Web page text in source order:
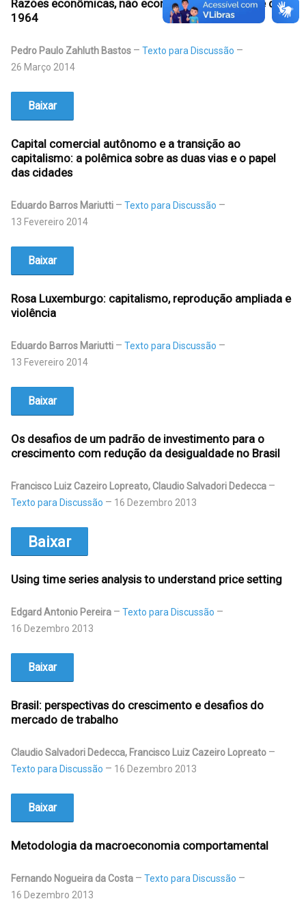
Razões econômicas, não economicistas, do golpe de
1964
Pedro Paulo Zahluth Bastos
Texto para Discussão
26 Março 2014
Baixar
Capital comercial autônomo e a transição ao
capitalismo: a polêmica sobre as duas vias e o papel
das cidades
Eduardo Barros Mariutti
Texto para Discussão
13 Fevereiro 2014
Baixar
Rosa Luxemburgo: capitalismo, reprodução ampliada e
violência
Eduardo Barros Mariutti
Texto para Discussão
13 Fevereiro 2014
Baixar
Os desafios de um padrão de investimento para o
crescimento com redução da desigualdade no Brasil
Francisco Luiz Cazeiro Lopreato, Claudio Salvadori Dedecca
Texto para Discussão
16 Dezembro 2013
Baixar
Using time series analysis to understand price setting
Edgard Antonio Pereira
Texto para Discussão
16 Dezembro 2013
Baixar
Brasil: perspectivas do crescimento e desafios do
mercado de trabalho
Claudio Salvadori Dedecca, Francisco Luiz Cazeiro Lopreato
Texto para Discussão
16 Dezembro 2013
Baixar
Metodologia da macroeconomia comportamental
Fernando Nogueira da Costa
Texto para Discussão
16 Dezembro 2013